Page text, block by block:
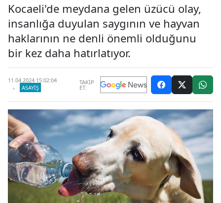
Kocaeli'de meydana gelen üzücü olay,
insanlığa duyulan saygının ve hayvan
haklarının ne denli önemli olduğunu
bir kez daha hatırlatıyor.
11.04.2024 15:02:04
ASAYIŞ
TAKİP
ET: